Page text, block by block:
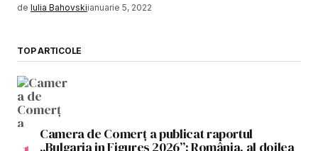
de Iulia Bahovskiianuarie 5, 2022
TOP ARTICOLE
Camera de Comerț a publicat raportul
„Bulgaria in Figures 2026”: România, al doilea